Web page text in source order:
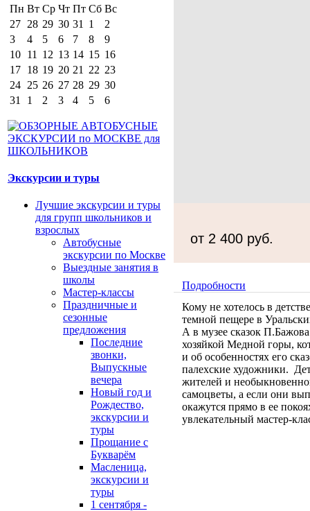
Пн Вт Ср Чт Пт Сб Вс
27 28 29 30 31 1
2
3
4 5 6 7 8
9
10 11 12 13 14 15 16
17 18 19 20 21 22 23
24 25 26 27 28 29 30
31
1 2 3 4 5 6
Экскурсии и туры
Лучшие экскурсии и туры
для групп школьников и
взрослых
Автобусные
экскурсии по Москве
Выездные занятия в
школы
Мастер-классы
Праздничные и
сезонные
предложения
Последние
звонки,
Выпускные
вечера
Новый год и
Рождество,
экскурсии и
туры
Прощание с
Букварём
Масленица,
экскурсии и
туры
1 сентября -
от 2 400 руб.
Подробности
Кому не хотелось в
темной пещере в
А в музее сказок
хозяйкой Медной горы,
и об особенностях его
палехские художники.
жителей и
самоцветы, а если они
окажутся прямо в ее
увлекательный мастер-